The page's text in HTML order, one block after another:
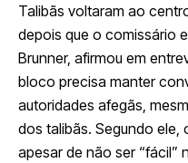
Talibãs voltaram ao
depois que o comissário
Brunner, afirmou em
bloco precisa manter
autoridades afegãs,
dos talibãs. Segundo ele,
apesar de não ser “fácil”